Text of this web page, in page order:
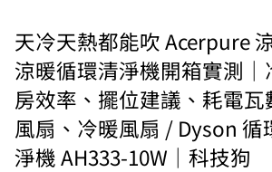
天冷天熱都能吹 Acerpure
涼暖循環清淨機開箱實測
房效率、擺位建議、耗電瓦
風扇、冷暖風扇 / Dyson 循
淨機 AH333-10W｜科技狗